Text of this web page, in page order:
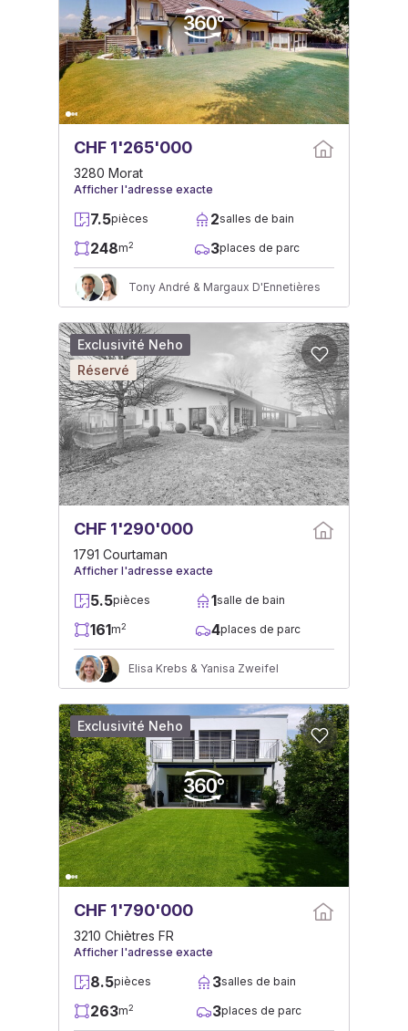
CHF 1'265'000
3280 Morat
Afficher l'adresse exacte
7.5pièces 2salles de bain
248m2 3places de parc
Tony André & Margaux D'Ennetières
CHF 1'290'000
1791 Courtaman
Afficher l'adresse exacte
5.5pièces 1salle de bain
161m2 4places de parc
Elisa Krebs & Yanisa Zweifel
Exclusivité Neho
Réservé
CHF 1'790'000
3210 Chiètres FR
Afficher l'adresse exacte
8.5pièces 3salles de bain
263m2 3places de parc
Exclusivité Neho